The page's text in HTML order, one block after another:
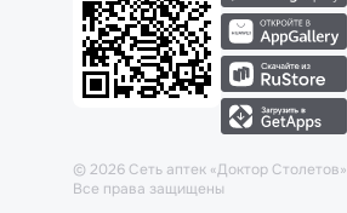
© 2026 Сеть аптек «Доктор Столетов»
Все права защищены